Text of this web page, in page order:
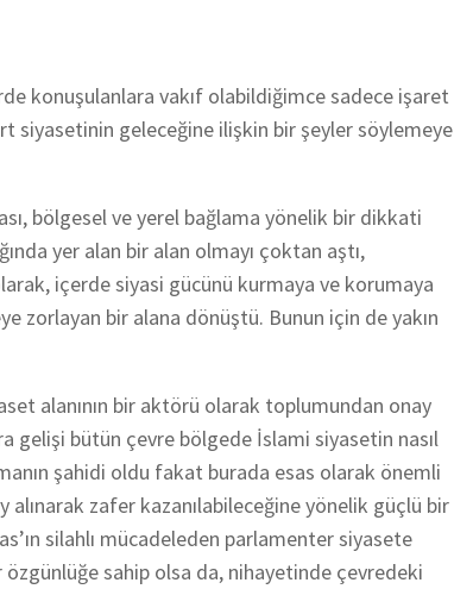
konuşulanlara vakıf olabildiğimce sadece işaret
siyasetinin geleceğine ilişkin bir şeyler söylemeye
bölgesel ve yerel bağlama yönelik bir dikkati
yer alan bir alan olmayı çoktan aştı,
içerde siyasi gücünü kurmaya ve korumaya
zorlayan bir alana dönüştü. Bunun için de yakın
alanının bir aktörü olarak toplumundan onay
gelişi bütün çevre bölgede İslami siyasetin nasıl
şahidi oldu fakat burada esas olarak önemli
zafer kazanılabileceğine yönelik güçlü bir
silahlı mücadeleden parlamenter siyasete
özgünlüğe sahip olsa da, nihayetinde çevredeki